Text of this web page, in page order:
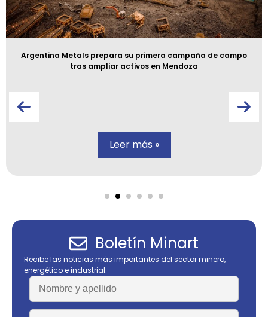
Argentina Metals prepara su primera campaña de campo
tras ampliar activos en Mendoza
Leer más »
Boletín Minart
Recibe las noticias más importantes del sector minero,
energético e industrial.